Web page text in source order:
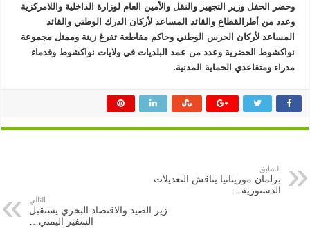
وحضر الحفل وزير التجهيز والنقل والأمين العام لوزارة الداخلية واللامركزية
وعدد من أطرالقطاع والقائد المساعد لأركان الدرك الوطني والقائد
المساعد لأركان الحرس الوطني وحاكم مقاطعة تفرغ زينة وممثل مجموعة
نواكشوط الحضرية وعدد من عمد البلديات في ولايات نواكشوط وقدماء
مدراء ومتقاعدي الحماية المدنية.
السابق
برلمان موريتانيا يناقش التعديلات
الدستورية…
التالي
زير الصيد والاقتصاد البحري يستقبل
السفير اليمني…